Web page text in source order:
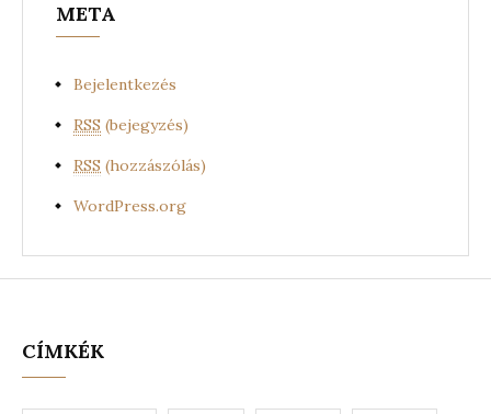
META
Bejelentkezés
RSS (bejegyzés)
RSS (hozzászólás)
WordPress.org
CÍMKÉK